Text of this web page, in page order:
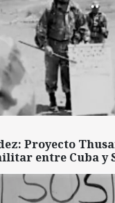
Proyecto
entre Cuba y